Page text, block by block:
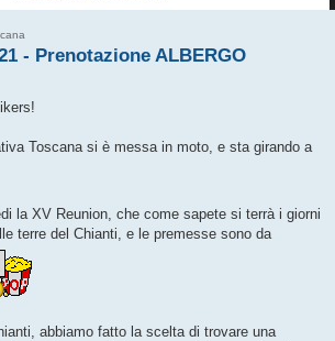
- Prenotazione ALBERGO
Toscana si è messa in moto, e sta girando a
la XV Reunion, che come sapete si terrà i giorni
terre del Chianti, e le premesse sono da
abbiamo fatto la scelta di trovare una